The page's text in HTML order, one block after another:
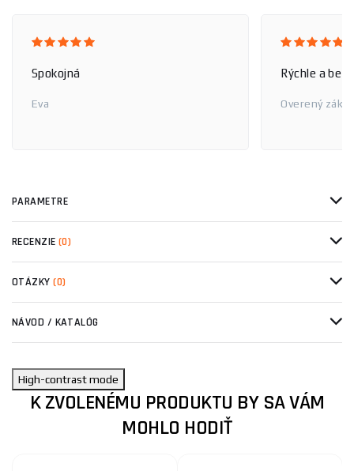
Spokojná
Eva
Rýchle a
Overený
PARAMETRE
RECENZIE (0)
OTÁZKY(0)
NÁVOD / KATALÓG
High-contrast mode
K ZVOLENÉMU PRODUKTU BY SA VÁM
MOHLO HODIŤ